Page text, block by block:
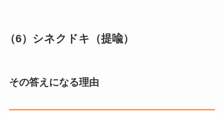
（6）シネクドキ（提喩）
その答えになる理由